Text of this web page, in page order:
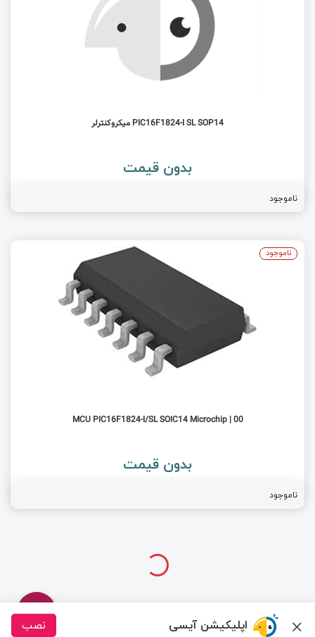
PIC16F1824-I SL SOP14 میکروکنترلر
بدون قیمت
ناموجود
MCU PIC16F1824-I/SL SOIC14 Microchip | 00
بدون قیمت
ناموجود
ناموجود
درباره ما تماس با ما قوانین و مقررات اپلیکیشن آیسی نصب